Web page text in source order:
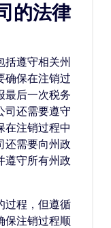
的法律
括遵守相关州
确保在注销过
最后一次税务
司还需要遵守
在注销过程中
还需要向州政
遵守所有州政
过程，但遵循
保注销过程顺